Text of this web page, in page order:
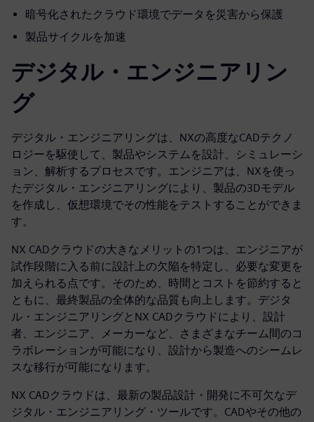
暗号化されたクラウド環境でデータを災害から保護
製品サイクルを加速
デジタル・エンジニアリン
グ
デジタル・エンジニアリングは、NXの高度なCADテクノ
ロジーを駆使して、製品やシステムを設計、シミュレーシ
ョン、解析するプロセスです。エンジニアは、NXを使っ
たデジタル・エンジニアリングにより、製品の3Dモデル
を作成し、仮想環境でその性能をテストすることができま
す。
NX CADクラウドの大きなメリットの1つは、エンジニアが
試作段階に入る前に設計上の欠陥を特定し、必要な変更を
加えられる点です。そのため、時間とコストを節約すると
ともに、最終製品の全体的な品質も向上します。デジタ
ル・エンジニアリングとNX CADクラウドにより、設計
者、エンジニア、メーカーなど、さまざまなチーム間のコ
ラボレーションが可能になり、設計から製造へのシームレ
スな移行が可能になります。
NX CADクラウドは、最新の製品設計・開発に不可欠なデ
ジタル・エンジニアリング・ツールです。CADやその他の